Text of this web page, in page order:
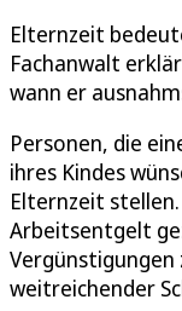
Elternzeit
Fachanwalt
wann er
Personen, die
ihres Kindes
Elternzeit
Arbeitsentgelt
Vergünstigungen
weitreichender